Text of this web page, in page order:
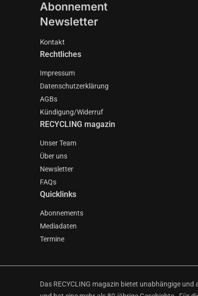
Abonnement
Newsletter
Kontakt
Rechtliches
Impressum
Datenschutzerklärung
AGBs
Kündigung/Widerruf
RECYCLING magazin
Unser Team
Über uns
Newsletter
FAQs
Quicklinks
Abonnements
Mediadaten
Termine
Das RECYCLING magazin bietet unabhängige